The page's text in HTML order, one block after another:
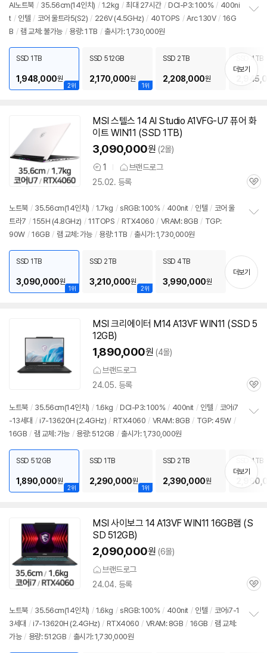
뷰
AI노트북 / 35.56cm(14인치) / 1.2kg / 최대 27시간 / DCI-P3: 100% / 400ni
t / 인텔 / 코어 울트라5(S2) / 226V (4.5GHz) / 40TOPS / Arc 130V / 16G
B / 램 교체: 불가능 / 용량: 1TB / 출시가: 1,730,000원
치
기
2위
SSD 1TB
1,948,000원
1위
SSD 512GB
2,170,000원
SSD 2TB
2,208,000원
SSD 4TB
더보기
MSI 스텔스 14 AI Studio A1VFG-U7 퓨어 화
이트 WIN11 (SSD 1TB)
3,090,000원 (2몰)
상
품
견
1
브랜드로그
25.02. 등록
관
노트북 / 35.56cm(14인치) / 1.7kg / sRGB: 100% / 400nit / 인텔 / 코어 울
트라7 / 155H (4.8GHz) / 11TOPS / RTX4060 / VRAM: 8GB / TGP:
90W / 16GB / 램 교체: 가능 / 용량: 1TB / 출시가: 1,730,000원
기
1위
SSD 1TB
3,090,000원
2위
SSD 2TB
3,210,000원
SSD 4TB
3,990,000원
더보기
MSI 크리에이터 M14 A13VF WIN11 (SSD 5
12GB)
1,890,000원 (4몰)
브랜드로그
24.05. 등록
관
노트북 / 35.56cm(14인치) / 1.6kg / DCI-P3: 100% / 400nit / 인텔 / 코어i7
-13세대 / i7-13620H (2.4GHz) / RTX4060 / VRAM: 8GB / TGP: 45W /
16GB / 램 교체: 가능 / 용량: 512GB / 출시가: 1,730,000원
치
기
2위
SSD 512GB
1,890,000원
1위
SSD 1TB
2,290,000원
SSD 2TB
2,390,000원
SSD 4TB
더보기
MSI 사이보그 14 A13VF WIN11 16GB램 (S
SD 512GB)
2,090,000원 (6몰)
브랜드로그
24.04. 등록
관
노트북 / 35.56cm(14인치) / 1.6kg / sRGB: 100% / 400nit / 인텔 / 코어i7-1
3세대 / i7-13620H (2.4GHz) / RTX4060 / VRAM: 8GB / 16GB / 램 교체:
가능 / 용량: 512GB / 출시가: 1,730,000원